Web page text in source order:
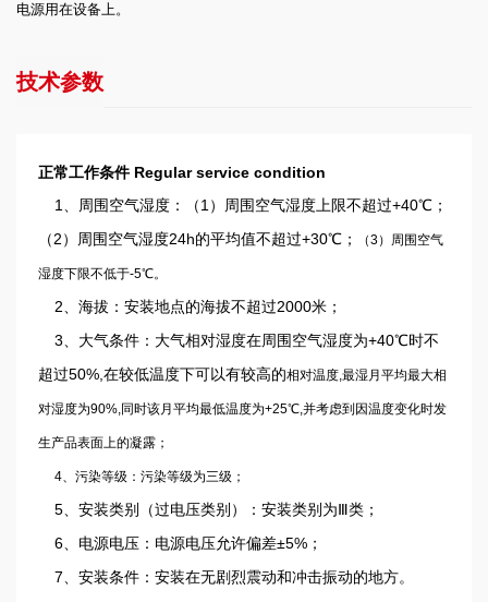
电源用在设备上。
技术参数
正常工作条件 Regular service condition
1、周围空气湿度：（1）周围空气湿度上限不超过+40℃；
（2）周围空气湿度24h的平均值不超过+30℃；
（3）周围空气
湿度下限不低于-5℃。
2、海拔：安装地点的海拔不超过2000米；
3、大气条件：大气相对湿度在周围空气湿度为+40℃时不
超过50%,在较低温度下可以有较高的相对温度,最湿月平均最大相
对湿度为90%,同时该月平均最低温度为+25℃,并考虑到因温度变化时发
生产品表面上的凝露；
4、污染等级：污染等级为三级；
5、安装类别（过电压类别）：安装类别为Ⅲ类；
6、电源电压：电源电压允许偏差±5%；
7、安装条件：安装在无剧烈震动和冲击振动的地方。